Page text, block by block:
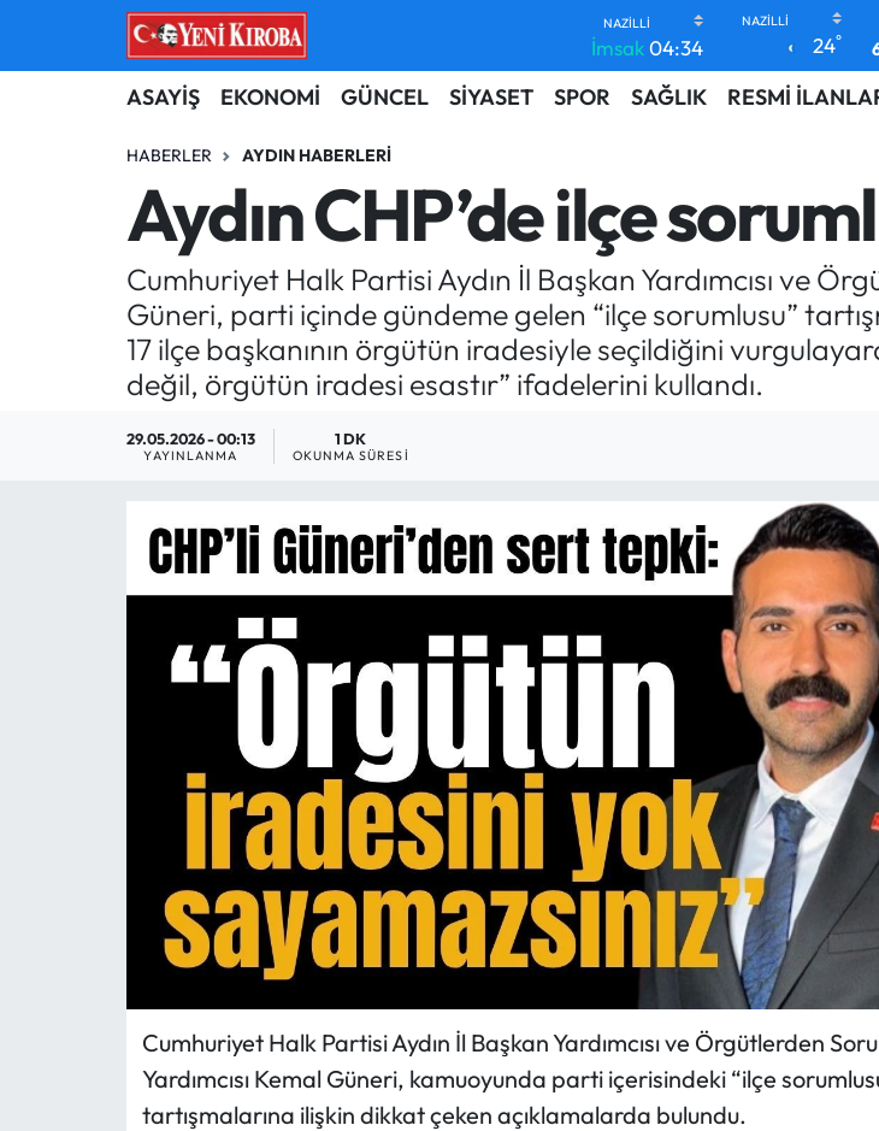
İmsak04:34 24°
ASAYİŞ EKONOMİ GÜNCEL SİYASET SPOR SAĞLIK RESMİ
HABERLER AYDIN HABERLERI
Aydın CHP’de ilçe
Cumhuriyet Halk Partisi Aydın İl Başkan Yardımcısı ve
Güneri, parti içinde gündeme gelen “ilçe sorumlusu”
17 ilçe başkanının örgütün iradesiyle seçildiğini
değil, örgütün iradesi esastır” ifadelerini kullandı.
29.05.2026 - 00:13
YAYINLANMA
1 DK
OKUNMA SÜRESI
Cumhuriyet Halk Partisi Aydın İl Başkan Yardımcısı ve Örgütlerden
Yardımcısı Kemal Güneri, kamuoyunda parti içerisindeki “ilçe
tartışmalarına ilişkin dikkat çeken açıklamalarda bulundu.
ASAYİŞ
BİLİM-TEKNOLOJİ
DÜNYA
EĞİTİM
EKONOMİ
GÜNCEL
MAGAZİN
RESMİ İLANLAR
HABER İLAN
Aydın Nöbetçi Eczaneler
Aydın Hava Durumu
Aydin Namaz Vakitleri
Aydın Trafik Yoğunluk Haritası
Süper Lig Puan Durumu ve Fikstür
Tüm Manşetler
Son Dakika Haberleri